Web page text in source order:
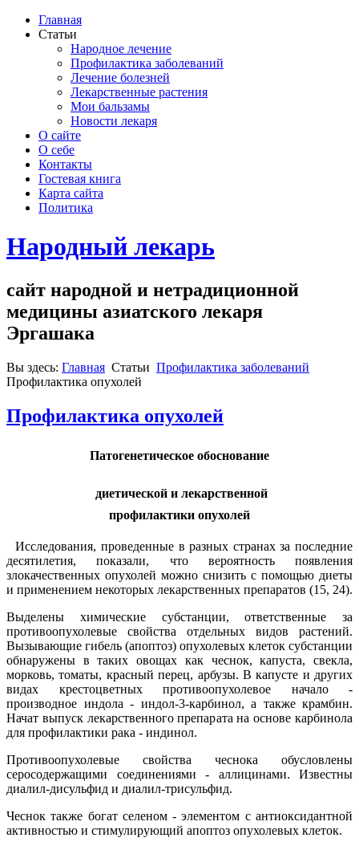
Главная
Статьи
Народное лечение
Профилактика заболеваний
Лечение болезней
Лекарственные растения
Мои бальзамы
Новости лекаря
О сайте
О себе
Контакты
Гостевая книга
Карта сайта
Политика
Народный лекарь
сайт народной и нетрадиционной
медицины азиатского лекаря
Эргашака
Вы здесь: Главная Статьи Профилактика заболеваний
Профилактика опухолей
Профилактика опухолей
Патогенетическое обоснование
диетической и лекарственной
профилактики опухолей
Исследования, проведенные в разных странах за последние
десятилетия, показали, что вероятность появления
злокачественных опухолей можно снизить с помощью диеты
и применением некоторых лекарственных препаратов (15, 24).
Выделены химические субстанции, ответственные за
противоопухолевые свойства отдельных видов растений.
Вызывающие гибель (апоптоз) опухолевых клеток субстанции
обнаружены в таких овощах как чеснок, капуста, свекла,
морковь, томаты, красный перец, арбузы. В капусте и других
видах крестоцветных противоопухолевое начало -
производное индола - индол-3-карбинол, а также крамбин.
Начат выпуск лекарственного препарата на основе карбинола
для профилактики рака - индинол.
Противоопухолевые свойства чеснока обусловлены
серосодержащими соединениями - аллицинами. Известны
диалил-дисульфид и диалил-трисульфид.
Чеснок также богат селеном - элементом с антиоксидантной
активностью и стимулирующий апоптоз опухолевых клеток.